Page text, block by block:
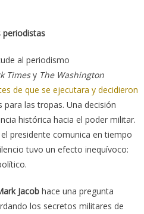
periodistas
al periodismo
Timesy The Washington
de que se ejecutara y decidieron
para las tropas. Una decisión
histórica hacia el poder militar.
presidente comunica en tiempo
tuvo un efecto inequívoco:
Jacobhace una pregunta
los secretos militares de